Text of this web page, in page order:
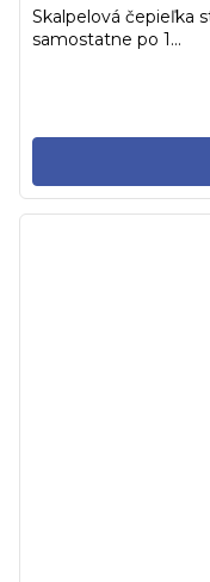
Skalpelová čepieľka
samostatne po 1...